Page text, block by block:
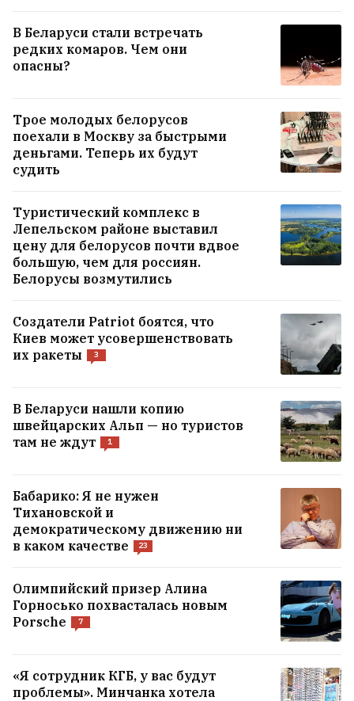
В Беларуси стали встречать
редких комаров. Чем они
опасны?
Трое молодых белорусов
поехали в Москву за быстрыми
деньгами. Теперь их будут
судить
Туристический комплекс в
Лепельском районе выставил
цену для белорусов почти вдвое
большую, чем для россиян.
Белорусы возмутились
Создатели Patriot боятся, что
Киев может усовершенствовать
их ракеты
3
В Беларуси нашли копию
швейцарских Альп — но туристов
там не ждут
1
Бабарико: Я не нужен
Тихановской и
демократическому движению ни
в каком качестве
23
Олимпийский призер Алина
Горносько похвасталась новым
Porsche
7
«Я сотрудник КГБ, у вас будут
проблемы». Минчанка хотела
Как белоруска с четырьмя детьми стала
профессором во Флориде
«У нас нет их координат, и это главная
сложность операции». Как идет поиск
Билли Айлиш кардинально сменила
Роман о разводе, который многое может
сказать о современных женщинах
ВСЕ НОВОСТИ →